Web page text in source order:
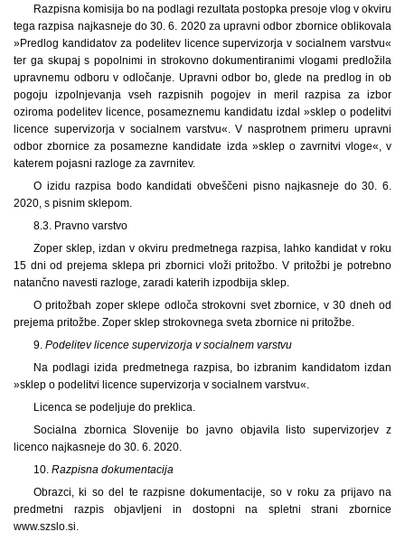
Razpisna komisija bo na podlagi rezultata postopka presoje vlog v okviru
tega razpisa najkasneje do 30. 6. 2020 za upravni odbor zbornice oblikovala
»Predlog kandidatov za podelitev licence supervizorja v socialnem varstvu«
ter ga skupaj s popolnimi in strokovno dokumentiranimi vlogami predložila
upravnemu odboru v odločanje. Upravni odbor bo, glede na predlog in ob
pogoju izpolnjevanja vseh razpisnih pogojev in meril razpisa za izbor
oziroma podelitev licence, posameznemu kandidatu izdal »sklep o podelitvi
licence supervizorja v socialnem varstvu«. V nasprotnem primeru upravni
odbor zbornice za posamezne kandidate izda »sklep o zavrnitvi vloge«, v
katerem pojasni razloge za zavrnitev.
O izidu razpisa bodo kandidati obveščeni pisno najkasneje do 30. 6.
2020, s pisnim sklepom.
8.3. Pravno varstvo
Zoper sklep, izdan v okviru predmetnega razpisa, lahko kandidat v roku
15 dni od prejema sklepa pri zbornici vloži pritožbo. V pritožbi je potrebno
natančno navesti razloge, zaradi katerih izpodbija sklep.
O pritožbah zoper sklepe odloča strokovni svet zbornice, v 30 dneh od
prejema pritožbe. Zoper sklep strokovnega sveta zbornice ni pritožbe.
9. Podelitev licence supervizorja v socialnem varstvu
Na podlagi izida predmetnega razpisa, bo izbranim kandidatom izdan
»sklep o podelitvi licence supervizorja v socialnem varstvu«.
Licenca se podeljuje do preklica.
Socialna zbornica Slovenije bo javno objavila listo supervizorjev z
licenco najkasneje do 30. 6. 2020.
10. Razpisna dokumentacija
Obrazci, ki so del te razpisne dokumentacije, so v roku za prijavo na
predmetni razpis objavljeni in dostopni na spletni strani zbornice
www.szslo.si.